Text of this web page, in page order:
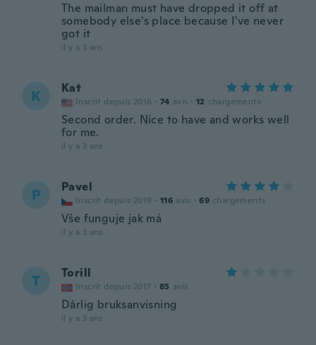
The mailman must have dropped it off at
somebody else's place because I've never
got it
il y a 3 ans
K Kat
Inscrit depuis 2016 · 74 avis · 12 chargements
Second order. Nice to have and works well
for me.
il y a 3 ans
P Pavel
Inscrit depuis 2019 · 116 avis · 69 chargements
Vše funguje jak má
il y a 3 ans
T Torill
Inscrit depuis 2017 · 85 avis
Dårlig bruksanvisning
il y a 3 ans